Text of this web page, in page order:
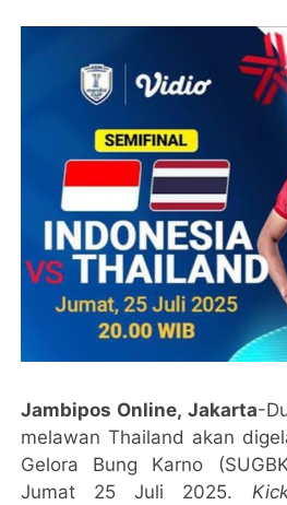
Jambipos Online, Jakarta-
melawan Thailand akan
Gelora Bung Karno
Jumat 25 Juli 2025.